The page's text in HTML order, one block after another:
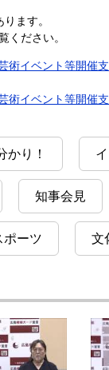
ます。
ください。
術イベント等開催
術イベント等開催
り！
知事会見
ポーツ 文